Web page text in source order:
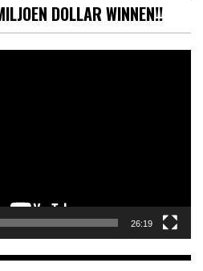
DOLLAR WINNEN!!
26:19